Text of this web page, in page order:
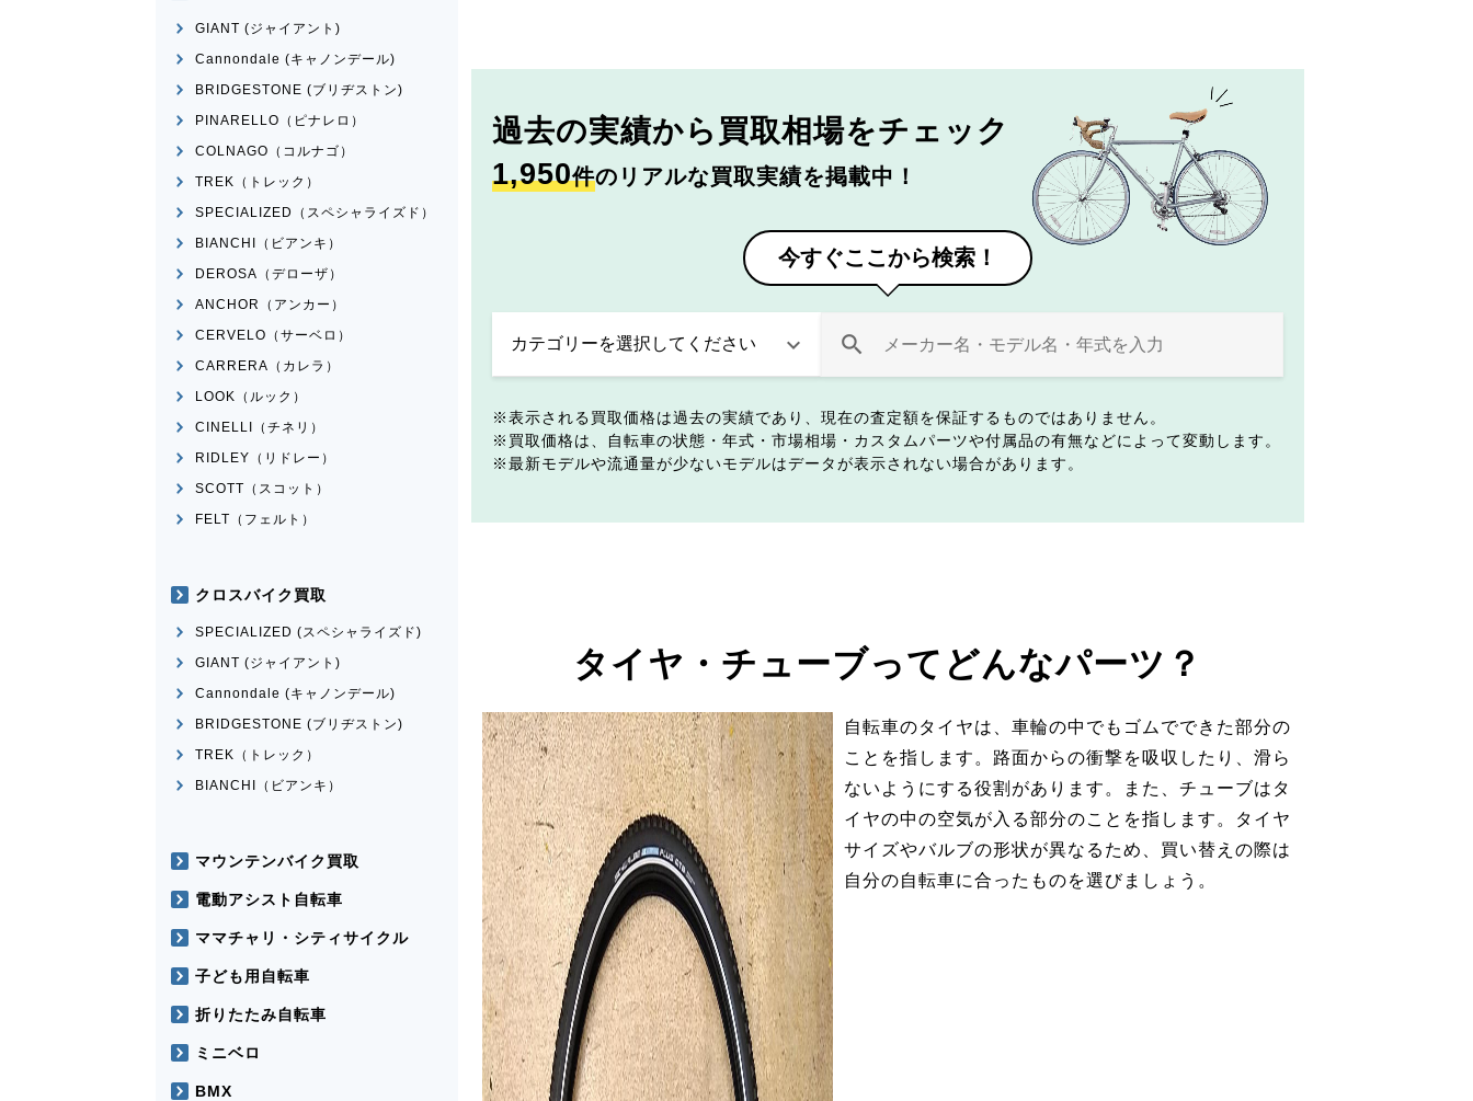
過去の実績から 買取相場をチェック
1,950件のリアルな買取実績を掲載中！
今すぐここから検索！
表示される買取価格は過去の実績であり、現在の査定額を保証するものではありません。
買取価格は、自転車の状態・年式・市場相場・カスタムパーツや付属品の有無などによって変動します。
最新モデルや流通量が少ないモデルはデータが表示されない場合があります。
タイヤ・チューブってどんなパーツ？
自転車のタイヤは、車輪の中でもゴムでできた部分の
ことを指します。路面からの衝撃を吸収したり、滑ら
ないようにする役割があります。また、チューブはタ
イヤの中の空気が入る部分のことを指します。タイヤ
サイズやバルブの形状が異なるため、買い替えの際は
自分の自転車に合ったものを選びましょう。
GIANT (ジャイアント)
Cannondale (キャノンデール)
BRIDGESTONE (ブリヂストン)
PINARELLO（ピナレロ）
COLNAGO（コルナゴ）
TREK（トレック）
SPECIALIZED（スペシャライズド）
BIANCHI（ビアンキ）
DEROSA（デローザ）
ANCHOR（アンカー）
CERVELO（サーベロ）
CARRERA（カレラ）
LOOK（ルック）
CINELLI（チネリ）
RIDLEY（リドレー）
SCOTT（スコット）
FELT（フェルト）
クロスバイク買取
SPECIALIZED (スペシャライズド)
GIANT (ジャイアント)
Cannondale (キャノンデール)
BRIDGESTONE (ブリヂストン)
TREK（トレック）
BIANCHI（ビアンキ）
マウンテンバイク買取
電動アシスト自転車
ママチャリ・シティサイクル
子ども用自転車
折りたたみ自転車
ミニベロ
BMX